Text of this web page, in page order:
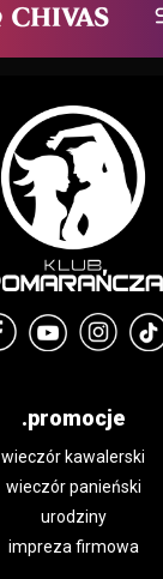
.promocje
wieczór kawalerski
wieczór panieński
urodziny
impreza firmowa